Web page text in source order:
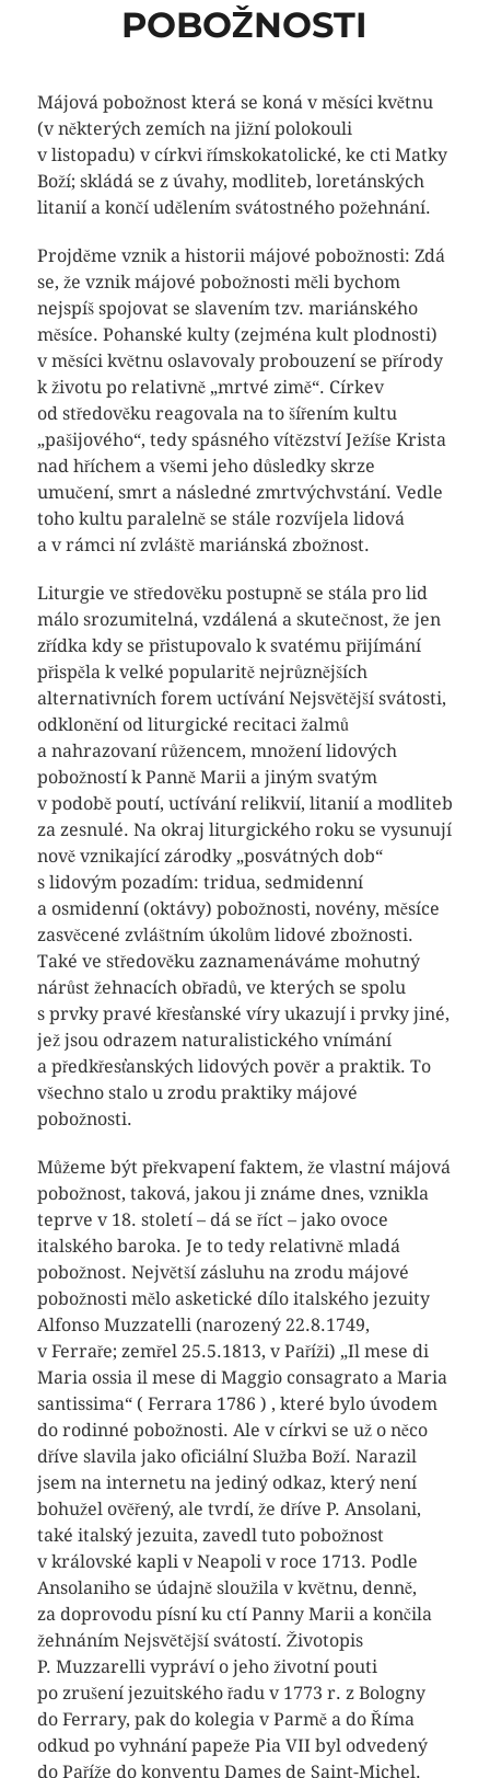
POBOŽNOSTI
Májová pobožnost která se koná v měsíci květnu
(v některých zemích na jižní polokouli
v listopadu) v církvi římskokatolické, ke cti Matky
Boží; skládá se z úvahy, modliteb, loretánských
litanií a končí udělením svátostného požehnání.
Projděme vznik a historii májové pobožnosti: Zdá
se, že vznik májové pobožnosti měli bychom
nejspíš spojovat se slavením tzv. mariánského
měsíce. Pohanské kulty (zejména kult plodnosti)
v měsíci květnu oslavovaly probouzení se přírody
k životu po relativně „mrtvé zimě“. Církev
od středověku reagovala na to šířením kultu
„pašijového“, tedy spásného vítězství Ježíše Krista
nad hříchem a všemi jeho důsledky skrze
umučení, smrt a následné zmrtvýchvstání. Vedle
toho kultu paralelně se stále rozvíjela lidová
a v rámci ní zvláště mariánská zbožnost.
Liturgie ve středověku postupně se stála pro lid
málo srozumitelná, vzdálená a skutečnost, že jen
zřídka kdy se přistupovalo k svatému přijímání
přispěla k velké popularitě nejrůznějších
alternativních forem uctívání Nejsvětější svátosti,
odklonění od liturgické recitaci žalmů
a nahrazovaní růžencem, množení lidových
pobožností k Panně Marii a jiným svatým
v podobě poutí, uctívání relikvií, litanií a modliteb
za zesnulé. Na okraj liturgického roku se vysunují
nově vznikající zárodky „posvátných dob“
s lidovým pozadím: tridua, sedmidenní
a osmidenní (oktávy) pobožnosti, novény, měsíce
zasvěcené zvláštním úkolům lidové zbožnosti.
Také ve středověku zaznamenáváme mohutný
nárůst žehnacích obřadů, ve kterých se spolu
s prvky pravé křesťanské víry ukazují i prvky jiné,
jež jsou odrazem naturalistického vnímání
a předkřesťanských lidových pověr a praktik. To
všechno stalo u zrodu praktiky májové
pobožnosti.
Můžeme být překvapení faktem, že vlastní májová
pobožnost, taková, jakou ji známe dnes, vznikla
teprve v 18. století – dá se říct – jako ovoce
italského baroka. Je to tedy relativně mladá
pobožnost. Největší zásluhu na zrodu májové
pobožnosti mělo asketické dílo italského jezuity
Alfonso Muzzatelli (narozený 22.8.1749,
v Ferraře; zemřel 25.5.1813, v Paříži) „Il mese di
Maria ossia il mese di Maggio consagrato a Maria
santissima“ ( Ferrara 1786 ) , které bylo úvodem
do rodinné pobožnosti. Ale v církvi se už o něco
dříve slavila jako oficiální Služba Boží. Narazil
jsem na internetu na jediný odkaz, který není
bohužel ověřený, ale tvrdí, že dříve P. Ansolani,
také italský jezuita, zavedl tuto pobožnost
v královské kapli v Neapoli v roce 1713. Podle
Ansolaniho se údajně sloužila v květnu, denně,
za doprovodu písní ku ctí Panny Marii a končila
žehnáním Nejsvětější svátostí. Životopis
P. Muzzarelli vypráví o jeho životní pouti
po zrušení jezuitského řadu v 1773 r. z Bologny
do Ferrary, pak do kolegia v Parmě a do Říma
odkud po vyhnání papeže Pia VII byl odvedený
do Paříže do konventu Dames de Saint-Michel.